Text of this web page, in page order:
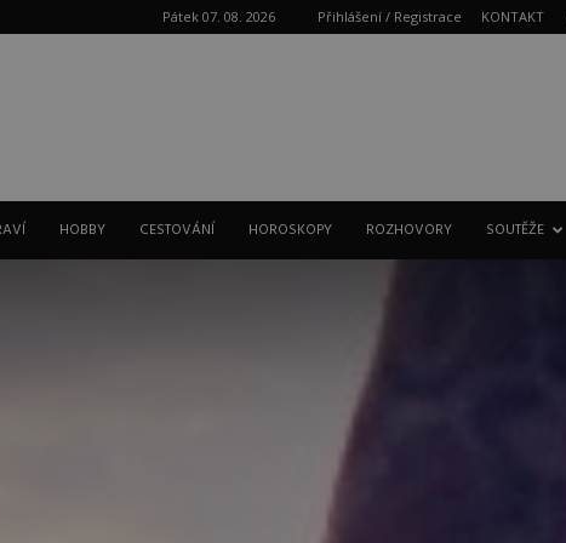
Pátek 07. 08. 2026 Přihlášení / Registrace KONTAKT
HOBBY CESTOVÁNÍ HOROSKOPY ROZHOVORY SOUTĚŽE